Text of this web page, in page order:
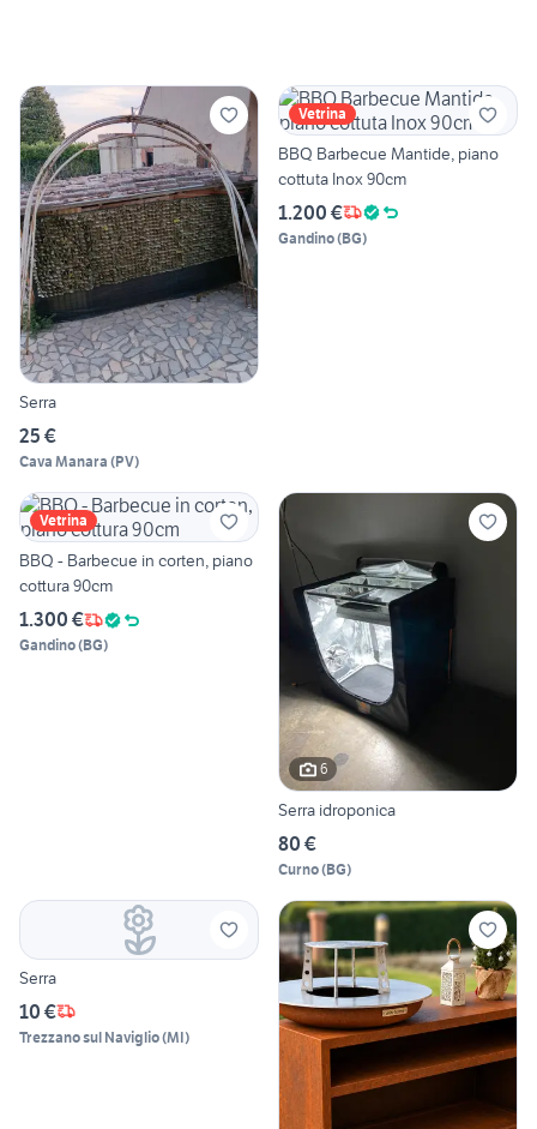
Serra
25 €
Cava Manara (PV)
Vetrina
BBQ Barbecue Mantide, piano
cottuta Inox 90cm
1.200 €
Gandino(BG)
Vetrina
BBQ - Barbecue in corten, piano
cottura 90cm
1.300 €
Gandino(BG)
6
Serra idroponica
80 €
Curno(BG)
Serra
10 €
Trezzano sul Naviglio(MI)